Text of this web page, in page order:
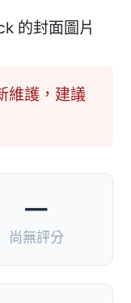
護，建議
—
尚無評分